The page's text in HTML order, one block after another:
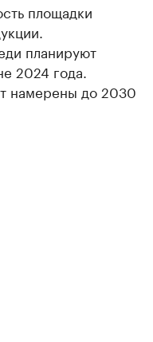
площадки
планируют
2024 года.
намерены до 2030